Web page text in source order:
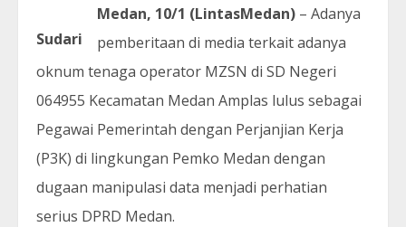
Sudari
Medan, 10/1 (LintasMedan) – Adanya
pemberitaan di media terkait adanya
oknum tenaga operator MZSN di SD Negeri
064955 Kecamatan Medan Amplas lulus sebagai
Pegawai Pemerintah dengan Perjanjian Kerja
(P3K) di lingkungan Pemko Medan dengan
dugaan manipulasi data menjadi perhatian
serius DPRD Medan.